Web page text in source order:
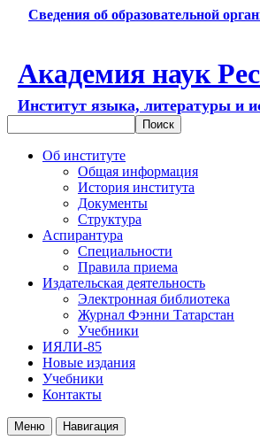
Сведения об образовательной
Академия наук
Институт языка, литературы и
Об институте
Общая информация
История института
Документы
Структура
Аспирантура
Специальности
Правила приема
Издательская деятельность
Электронная библиотека
Журнал Фэнни Татарстан
Учебники
ИЯЛИ-85
Новые издания
Учебники
Контакты
Меню Навигация